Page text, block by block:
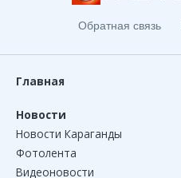
Обратная связь
Главная
Новости
Новости Караганды
Фотолента
Видеоновости